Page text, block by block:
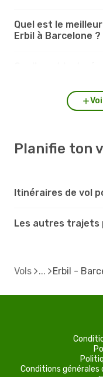
Quel est le
Erbil à Barcelone ?
Planifie ton
Itinéraires de vol
Les autres trajets
Vols Erbil -
Conditions